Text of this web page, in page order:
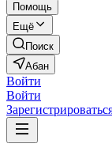
Помощь
Ещё
Поиск
Абан
Войти
Войти